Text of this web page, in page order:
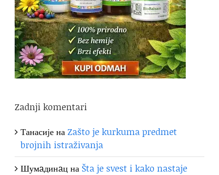
Zadnji komentari
ТанасијенаZašto je kurkuma predmet
brojnih istraživanja
Шумaдинaцна Šta je svest i kako nastaje